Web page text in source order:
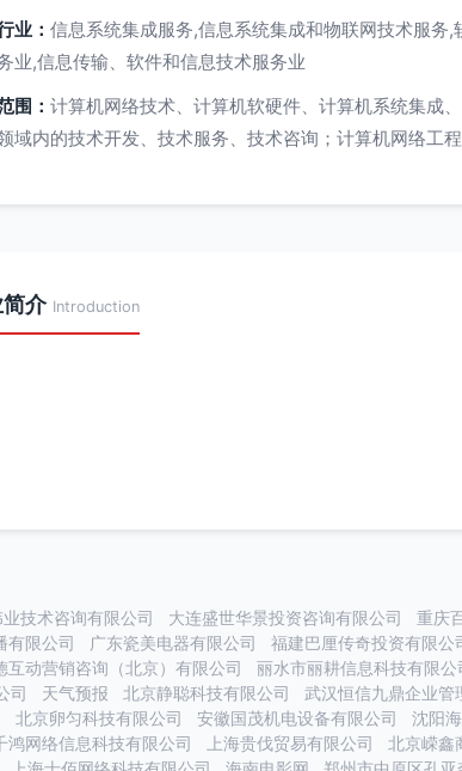
业： 信息系统集成服务,信息系统集成和物联网技术服务,
业,信息传输、软件和信息技术服务业
围： 计算机网络技术、计算机软硬件、计算机系统集成
域内的技术开发、技术服务、技术咨询；计算机网络工程
介 Introduction
技术咨询有限公司 大连盛世华景投资咨询有限公司
重庆
有限公司 广东瓷美电器有限公司 福建巴厘传奇投资有限公
互动营销咨询（北京）有限公司 丽水市丽耕信息科技有限公
司 天气预报 北京静聪科技有限公司
武汉恒信九鼎企业管
北京卵匀科技有限公司 安徽国茂机电设备有限公司
沈阳
鸿网络信息科技有限公司 上海贵伐贸易有限公司 北京嵘鑫